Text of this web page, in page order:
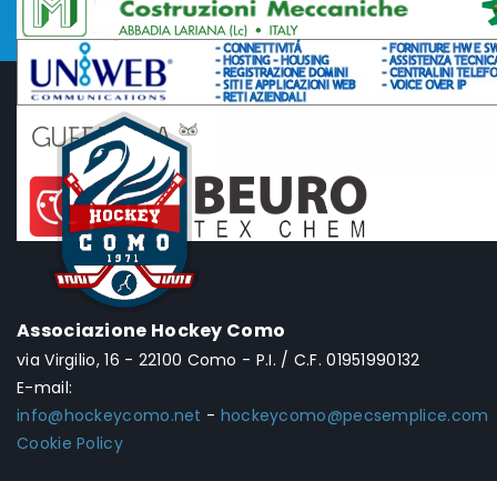
Associazione Hockey Como
via Virgilio, 16 - 22100 Como - P.I. / C.F. 01951990132
E-mail:
info@hockeycomo.net - hockeycomo@pecsemplice.com
Cookie Policy